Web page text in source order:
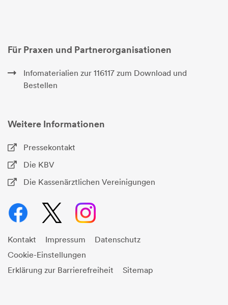
Für Praxen und Partnerorganisationen
Infomaterialien zur 116117 zum Download und
Bestellen
Weitere Informationen
Pressekontakt
Die KBV
Die Kassenärztlichen Vereinigungen
Kontakt Impressum
Datenschutz
Cookie-Einstellungen
Erklärung zur Barrierefreiheit
Sitemap